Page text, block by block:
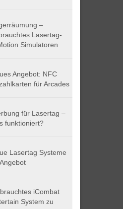
–
Lasertag-
Simulatoren
Angebot: NFC
für Arcades
für Lasertag –
funktioniert?
Lasertag Systeme
iCombat
System zu